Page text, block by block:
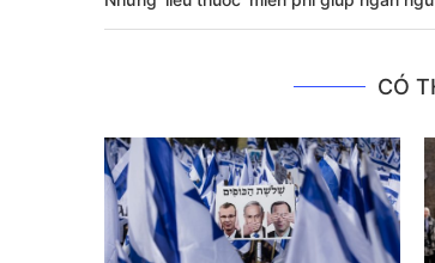
CÓ